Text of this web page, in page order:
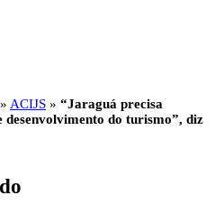
» ACIJS » “Jaraguá precisa
desenvolvimento do turismo”, diz